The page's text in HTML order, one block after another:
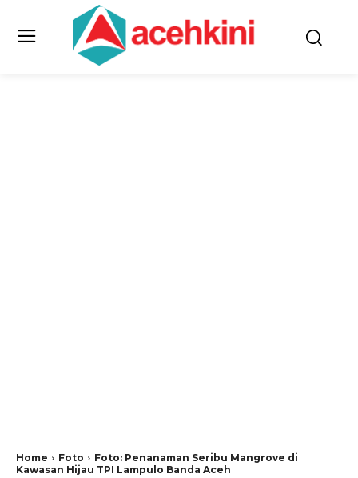
Home Foto
Foto: Penanaman Seribu Mangrove di
Kawasan Hijau TPI Lampulo Banda Aceh